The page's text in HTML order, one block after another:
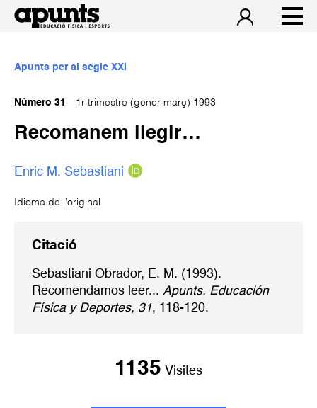
Apunts per al segle XXI
Número 31 1r trimestre (gener-març) 1993
Recomanem llegir…
Enric M. Sebastiani
Idioma de l’original
Citació
Sebastiani Obrador, E. M. (1993).
Recomendamos leer... Apunts. Educación
Física y Deportes, 31, 118-120.
1135 Visites